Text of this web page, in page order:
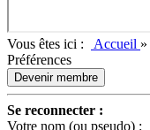
Vous êtes ici : Accueil »
Préférences
Devenir membre
Se reconnecter :
Votre nom (ou pseudo) :